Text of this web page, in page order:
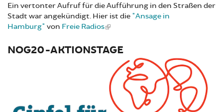
Ein vertonter Aufruf für die Aufführung in den Straßen der
Stadt war angekündigt. Hier ist die "Ansage in
Hamburg" von Freie Radios
NOG20-AKTIONSTAGE